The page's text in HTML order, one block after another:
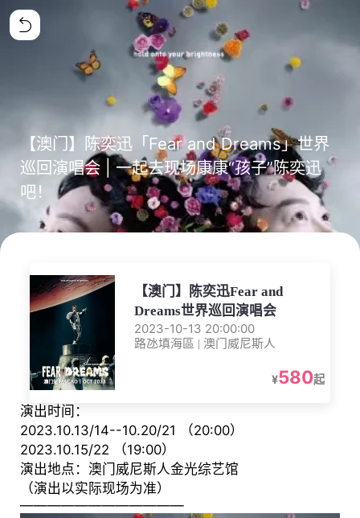
【澳门】陈奕迅「Fear and Dreams」世界
巡回演唱会 | 一起去现场康康“孩子”陈奕迅
吧！
【澳门】陈奕迅Fear and
Dreams世界巡回演唱会
2023-10-13 20:00:00
路氹填海區 | 澳门威尼斯人
¥580起
演出时间：
2023.10.13/14--10.20/21 （20:00）
2023.10.15/22 （19:00）
演出地点：澳门威尼斯人金光综艺馆
（演出以实际现场为准）
————————————